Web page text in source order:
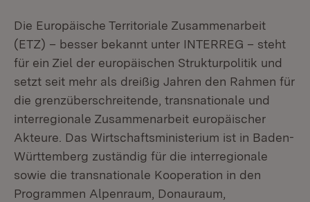
Die Europäische Territoriale Zusammenarbeit
(ETZ) – besser bekannt unter INTERREG – steht
für ein Ziel der europäischen Strukturpolitik und
setzt seit mehr als dreißig Jahren den Rahmen für
die grenzüberschreitende, transnationale und
interregionale Zusammenarbeit europäischer
Akteure. Das Wirtschaftsministerium ist in Baden-
Württemberg zuständig für die interregionale
sowie die transnationale Kooperation in den
Programmen Alpenraum, Donauraum,